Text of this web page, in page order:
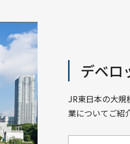
デベロ
JR東日本の大
業についてご紹